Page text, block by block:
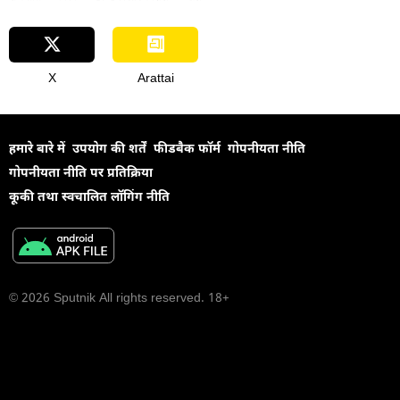
X Arattai
हमारे बारे में उपयोग की शर्तें फीडबैक फॉर्म गोपनीयता नीति
गोपनीयता नीति पर प्रतिक्रिया
कूकी तथा स्वचालित लॉगिंग नीति
© 2026 Sputnik All rights reserved. 18+